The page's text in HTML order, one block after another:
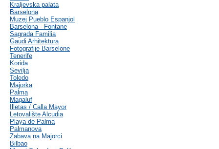
Kraljevska palata
Barselona
Muzej Pueblo Espanjol
Barselona - Fontane
Sagrada Familia
Gaudi Arhitektura
Fotografije Barselone
Tenerife
Korida
Sevilja
Toledo
Majorka
Palma
Magaluf
Illetas / Calla Mayor
Letovalište Alcudia
Playa de Palma
Palmanova
Zabava na Majorci
Bilbao